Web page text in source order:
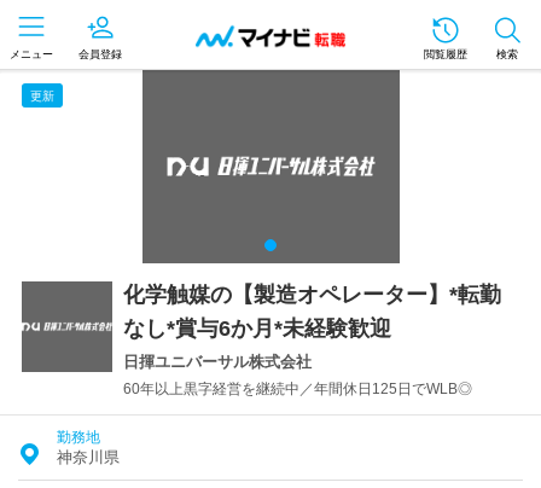
メニュー 会員登録 閲覧履歴 検索
更新
化学触媒の【製造オペレーター】*転勤
なし*賞与6か月*未経験歓迎
日揮ユニバーサル株式会社
60年以上黒字経営を継続中／年間休日125日でWLB◎
勤務地
神奈川県